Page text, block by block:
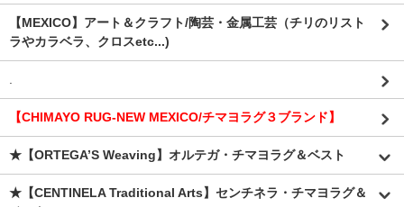
【MEXICO】アート＆クラフト/陶芸・金属工芸（チリのリスト
ラやカラベラ、クロスetc...)
【CHIMAYO RUG-NEW MEXICO/チマヨラグ３ブランド】
★【ORTEGA’S Weaving】オルテガ・チマヨラグ＆ベスト
★【CENTINELA Traditional Arts】センチネラ・チマヨラグ＆